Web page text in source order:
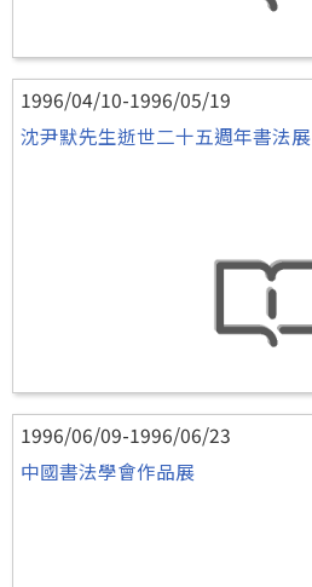
1996/04/10-1996/05/19
沈尹默先生逝世二十五週年書法展
1996/06/09-1996/06/23
中國書法學會作品展